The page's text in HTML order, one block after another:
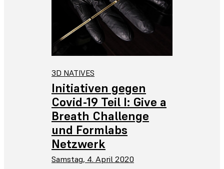
3D NATIVES
Initiativen gegen
Covid-19 Teil I: Give a
Breath Challenge
und Formlabs
Netzwerk
Samstag, 4. April 2020